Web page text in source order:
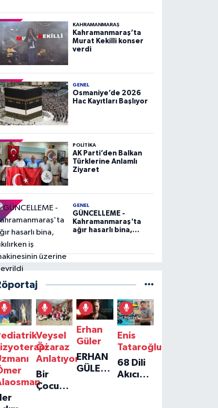
KAHRAMANMARAŞ
Kahramanmaraş’ta
Murat Kekilli konser
verdi
GENEL
Osmaniye’de 2026
Hac Kayıtları Başlıyor
POLITIKA
AK Parti’den Balkan
Türklerine Anlamlı
Ziyaret
GENEL
GÜNCELLEME -
Kahramanmaraş'ta
ağır hasarlı bina,
devrildi
Veysel
Özaraz
Anlatıyor
Bir
Çocuğun
Erhan
Güler
ERHAN
GÜLER'IN
Enis
Tataroğlu
68 Dili
Akıcı